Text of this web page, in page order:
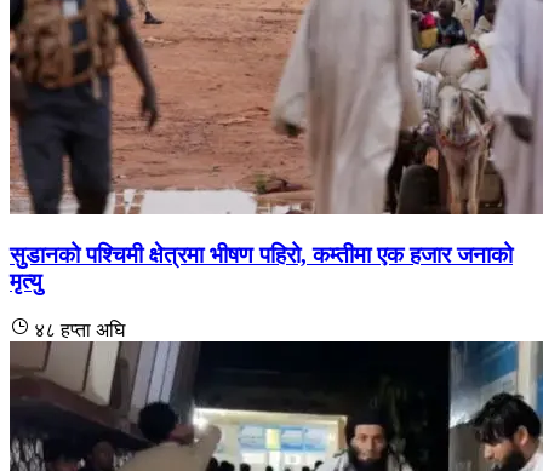
सुडानको पश्चिमी क्षेत्रमा भीषण पहिरो, कम्तीमा एक हजार जनाको
मृत्यु
४८ हप्ता अघि